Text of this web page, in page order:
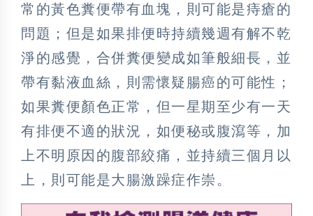
常的黃色糞便帶有血塊，則可能是痔瘡的
問題；但是如果排便時持續幾週有解不乾
淨的感覺，合併糞便變成如筆般細長，並
帶有黏液血絲，則需懷疑腸癌的可能性；
如果糞便顏色正常，但一星期至少有一天
有排便不適的狀況，如便秘或腹瀉等，加
上不明原因的腹部絞痛，並持續三個月以
上，則可能是大腸激躁症作崇。